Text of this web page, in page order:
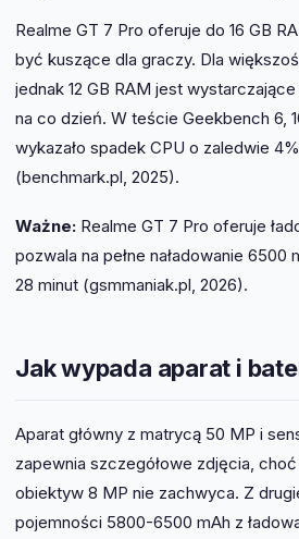
Realme GT 7 Pro oferuje do 16 GB
być kuszące dla graczy. Dla
jednak 12 GB RAM jest wystarczające
na co dzień. W teście Geekbench 6,
wykazało spadek CPU o zaledwie
(benchmark.pl, 2025).
Ważne: Realme GT 7 Pro oferuje
pozwala na pełne naładowanie 6500
28 minut (gsmmaniak.pl, 2026).
Jak wypada aparat i
Aparat główny z matrycą 50 MP i
zapewnia szczegółowe zdjęcia,
obiektyw 8 MP nie zachwyca. Z
pojemności 5800-6500 mAh z